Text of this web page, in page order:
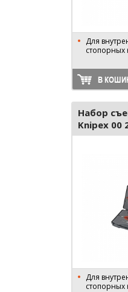
Для
стопорных
В
Набор
Knipex 00
Для
стопорных